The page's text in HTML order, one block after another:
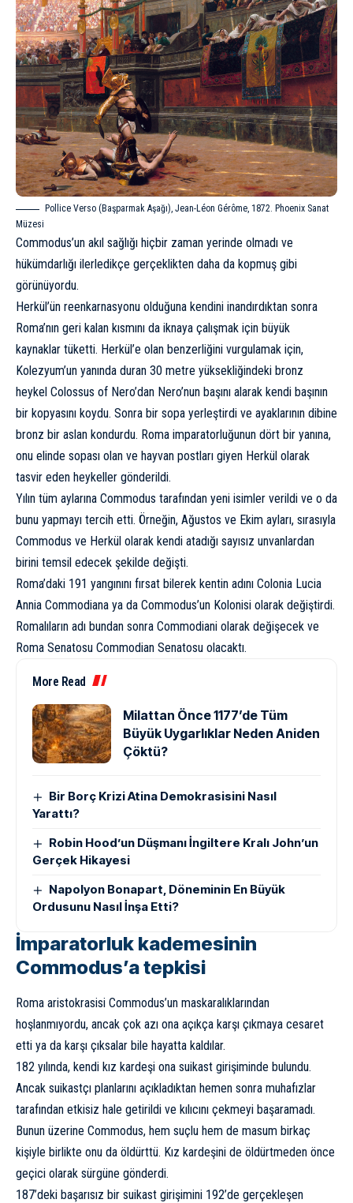
Pollice Verso (Başparmak Aşağı), Jean-Léon Gérôme, 1872. Phoenix Sanat
Müzesi
Commodus’un akıl sağlığı hiçbir zaman yerinde olmadı ve
hükümdarlığı ilerledikçe gerçeklikten daha da kopmuş gibi
görünüyordu.
Herkül’ün reenkarnasyonu olduğuna kendini inandırdıktan sonra
Roma’nın geri kalan kısmını da iknaya çalışmak için büyük
kaynaklar tüketti. Herkül’e olan benzerliğini vurgulamak için,
Kolezyum’un yanında duran 30 metre yüksekliğindeki bronz
heykel Colossus of Nero’dan Nero’nun başını alarak kendi başının
bir kopyasını koydu. Sonra bir sopa yerleştirdi ve ayaklarının dibine
bronz bir aslan kondurdu. Roma imparatorluğunun dört bir yanına,
onu elinde sopası olan ve hayvan postları giyen Herkül olarak
tasvir eden heykeller gönderildi.
Yılın tüm aylarına Commodus tarafından yeni isimler verildi ve o da
bunu yapmayı tercih etti. Örneğin, Ağustos ve Ekim ayları, sırasıyla
Commodus ve Herkül olarak kendi atadığı sayısız unvanlardan
birini temsil edecek şekilde değişti.
Roma’daki 191 yangınını fırsat bilerek kentin adını Colonia Lucia
Annia Commodiana ya da Commodus’un Kolonisi olarak değiştirdi.
Romalıların adı bundan sonra Commodiani olarak değişecek ve
Roma Senatosu Commodian Senatosu olacaktı.
More Read
Milattan Önce 1177’de Tüm
Büyük Uygarlıklar Neden Aniden
Çöktü?
Bir Borç Krizi Atina Demokrasisini Nasıl
Yarattı?
Robin Hood’un Düşmanı İngiltere Kralı John’un
Gerçek Hikayesi
Napolyon Bonapart, Döneminin En Büyük
Ordusunu Nasıl İnşa Etti?
İmparatorluk kademesinin
Commodus’a tepkisi
Roma aristokrasisi Commodus’un maskaralıklarından
hoşlanmıyordu, ancak çok azı ona açıkça karşı çıkmaya cesaret
etti ya da karşı çıksalar bile hayatta kaldılar.
182 yılında, kendi kız kardeşi ona suikast girişiminde bulundu.
Ancak suikastçı planlarını açıkladıktan hemen sonra muhafızlar
tarafından etkisiz hale getirildi ve kılıcını çekmeyi başaramadı.
Bunun üzerine Commodus, hem suçlu hem de masum birkaç
kişiyle birlikte onu da öldürttü. Kız kardeşini de öldürtmeden önce
geçici olarak sürgüne gönderdi.
187’deki başarısız bir suikast girişimini 192’de gerçekleşen